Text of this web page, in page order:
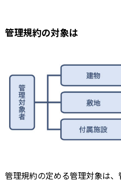
管理規約の対象は
管理規約の定める管理対象は